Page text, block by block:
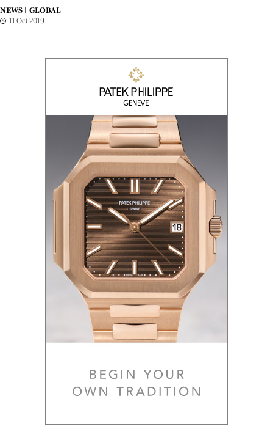
NEWS |
GLOBAL
11 Oct 2019